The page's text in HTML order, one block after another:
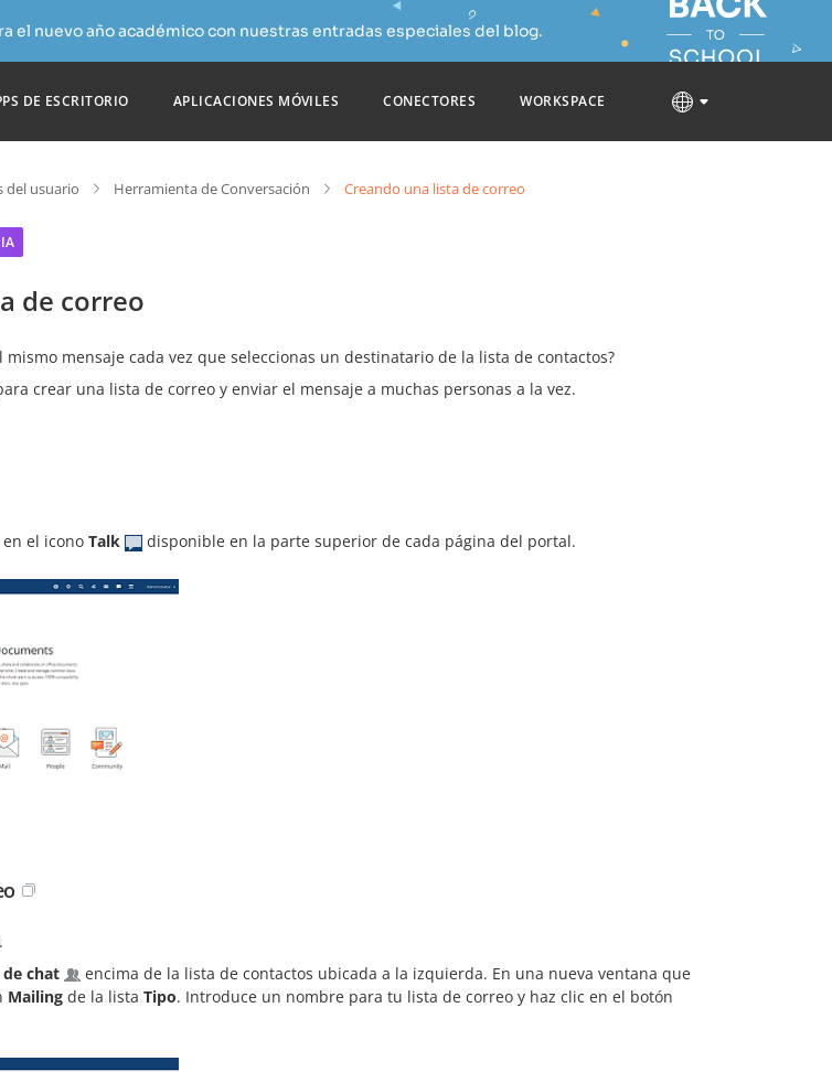
el nuevo año académico con nuestras entradas especiales del blog.
DE ESCRITORIO APLICACIONES MÓVILES CONECTORES WORKSPACE
del usuario Herramienta de Conversación Creando una lista de correo
de correo
mismo mensaje cada vez que seleccionas un destinatario de la lista de contactos?
crear una lista de correo y enviar el mensaje a muchas personas a la vez.
el icono Talk disponible en la parte superior de cada página del portal.
.
de chat
encima de la lista de contactos ubicada a la izquierda. En una nueva ventana que
Mailing de la lista Tipo. Introduce un nombre para tu lista de correo y haz clic en el botón